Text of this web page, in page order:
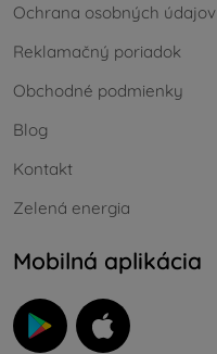
Ochrana osobných údajov
Reklamačný poriadok
Obchodné podmienky
Blog
Kontakt
Zelená energia
Mobilná aplikácia